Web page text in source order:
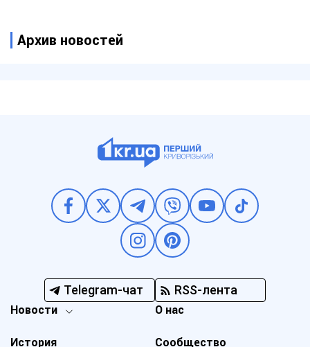
Архив новостей
Telegram-чат RSS-лента
Новости
История
О нас
Сообщество